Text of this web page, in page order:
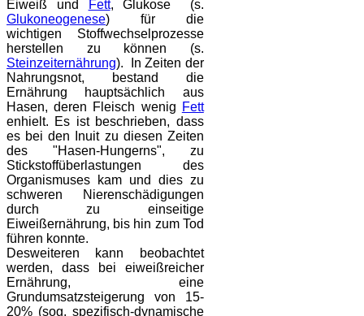
Eiweiß und
Fett, Glukose (s.
Glukoneogenese) für die
wichtigen Stoffwechselprozesse
herstellen zu können (s.
Steinzeiternährung). In Zeiten der
Nahrungsnot, bestand die
Ernährung hauptsächlich aus
Hasen, deren Fleisch wenig Fett
enhielt. Es ist beschrieben, dass
es bei den Inuit zu diesen Zeiten
des "Hasen-Hungerns", zu
Stickstoffüberlastungen des
Organismuses kam und dies zu
schweren Nierenschädigungen
durch zu einseitige
Eiweißernährung, bis hin zum Tod
führen konnte.
Desweiteren kann beobachtet
werden, dass bei eiweißreicher
Ernährung, eine
Grundumsatzsteigerung von 15-
20% (sog. spezifisch-dynamische